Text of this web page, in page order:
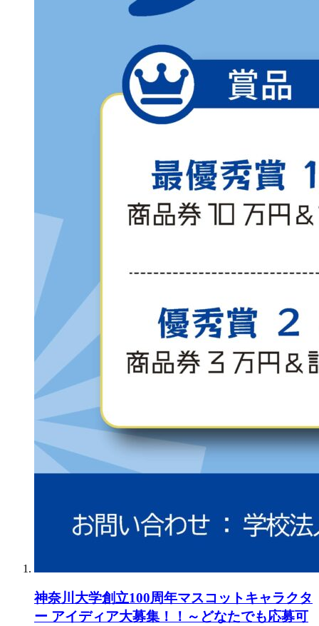
神奈川大学創立100周年マスコットキャラクタ
ー アイディア大募集！！～どなたでも応募可